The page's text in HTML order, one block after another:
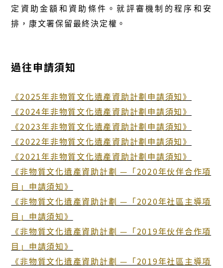
定資助金額和資助條件。就評審機制的程序和安
排，康文署保留最終決定權。
過往申請須知
《2025年非物質文化遺產資助計劃申請須知》
《2024年非物質文化遺產資助計劃申請須知》
《2023年非物質文化遺產資助計劃申請須知》
《2022年非物質文化遺產資助計劃申請須知》
《2021年非物質文化遺產資助計劃申請須知》
《非物質文化遺產資助計劃 —「2020年伙伴合作項
目」申請須知》
《非物質文化遺產資助計劃 —「2020年社區主導項
目」申請須知》
《非物質文化遺產資助計劃 —「2019年伙伴合作項
目」申請須知》
《非物質文化遺產資助計劃 —「2019年社區主導項